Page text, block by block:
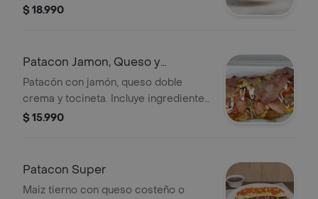
fosforito y vegetales en pan de
$ 18.990
Patacon Jamon, Queso y
Tocineta
Patacón con jamón, queso doble
crema y tocineta. Incluye ingredientes
adicionales visibles como salchicha,
$ 15.990
Patacon Super
Maiz tierno con queso costeño o